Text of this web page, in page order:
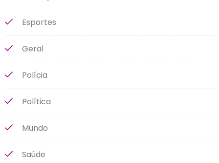
Esportes
Geral
Polícia
Política
Mundo
Saúde